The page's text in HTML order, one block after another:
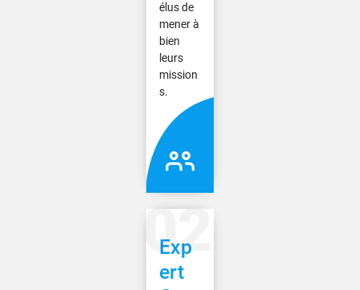
élus de
mener à
bien
leurs
mission
s.
Exp
ert